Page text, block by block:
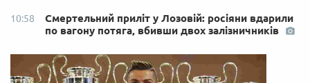
10:58
Смертельний приліт у Лозовій: росіяни вдарили
по вагону потяга, вбивши двох залізничників